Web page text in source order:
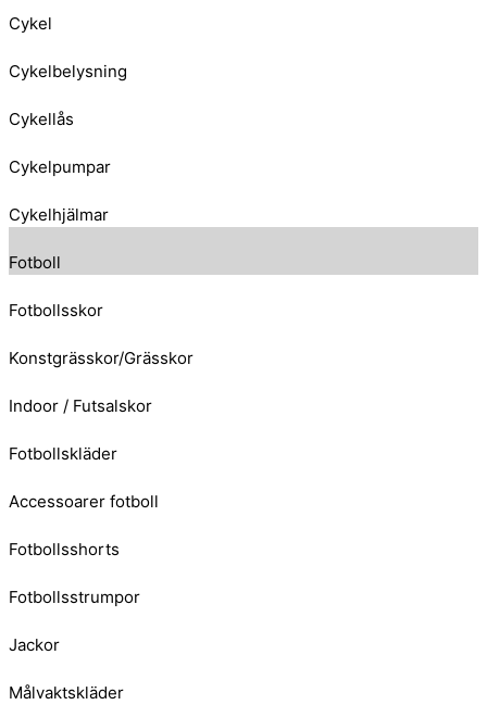
Cykel
Cykelbelysning
Cykellås
Cykelpumpar
Cykelhjälmar
Fotboll
Fotbollsskor
Konstgrässkor/Grässkor
Indoor / Futsalskor
Fotbollskläder
Accessoarer fotboll
Fotbollsshorts
Fotbollsstrumpor
Jackor
Målvaktskläder